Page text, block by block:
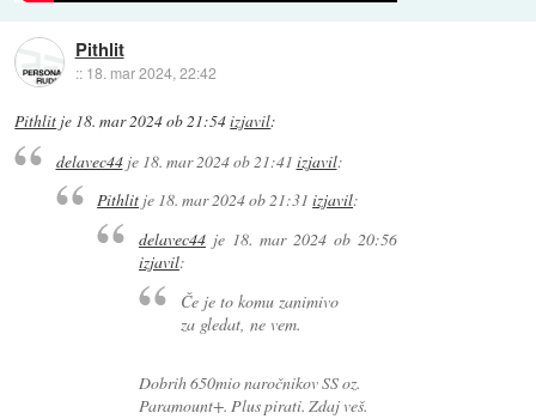
Pithlit
:: 18. mar 2024, 22:42
Pithlit je 18. mar 2024 ob 21:54izjavil:
delavec44je 18. mar 2024 ob 21:41 izjavil:
Pithlit je 18. mar 2024 ob 21:31 izjavil:
delavec44je 18. mar 2024 ob 20:56
izjavil:
Če je to komu zanimivo
za gledat, ne vem.
Dobrih 650mio naročnikov SS oz.
Paramount+. Plus pirati. Zdaj veš.